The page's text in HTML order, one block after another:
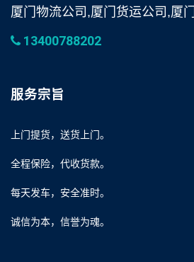
厦门物流公司,厦门货运公司,厦
13400788202
服务宗旨
上门提货，送货上门。
全程保险，代收货款。
每天发车，安全准时。
诚信为本，信誉为魂。